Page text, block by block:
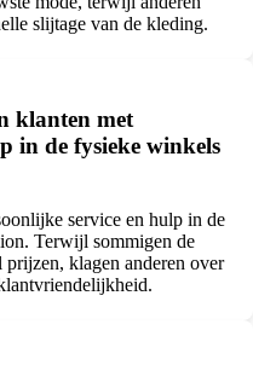
slijtage van de kleding.
klanten met
in de fysieke winkels
service en hulp in de
Terwijl sommigen de
prijzen, klagen anderen over